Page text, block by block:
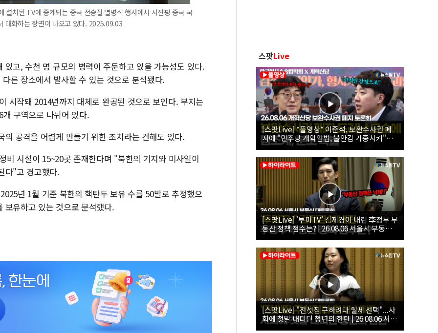
설치된 TV에 중계되는 중국 전승절 열병식 행사에서 시진핑 중국 국
대화하는 장면이 나오고 있다. 2025.09.03
고, 수천 명 규모의 병력이 주둔하고 있을 가능성도 있다.
른 장소에서 발사할 수 있는 것으로 분석됐다.
시작돼 2014년까지 대체로 완공된 것으로 보인다. 부지는
구역으로 나뉘어 있다.
공격을 어렵게 만들기 위한 조치라는 견해도 있다.
비 시설이 15~20곳 존재한다며 "북한의 기지와 미사일이
다"고 경고했다.
년 1월 기준 북한의 핵탄두 보유 수를 50발로 추정했으
보유하고 있는 것으로 분석했다.
스팟Live
[스팟Live] *풀영상* 이준석, 보완수사권 폐
지에 "민주당 개악입법, 불안감 가중시켜"｜
26.08.06 개혁신당 보완수사권 폐지 토론회
[스팟Live] '투미TV' 김제경이 내린 李정부 부
동산 정책 점수는? | 26.08.06 서울시 부동산
대토론회
[스팟Live] "전셋집 구하려다 월세 선택"...사
회에 첫발 내디딘 청년의 한탄 | 26.08.06 서울
시 부동산 대토론회